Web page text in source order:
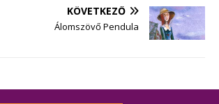
KÖVETKEZŐ
Álomszövő Pendula